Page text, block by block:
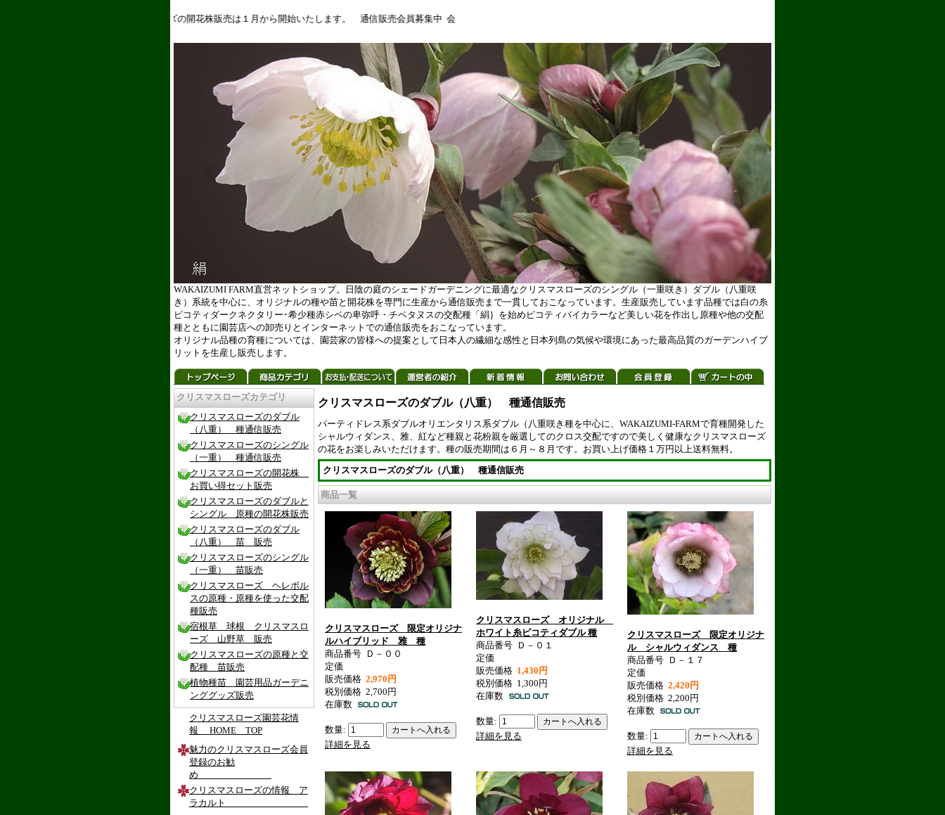
クリスマスローズの開花株販売は１月から開始いたします。 通信販売会員募集中 会員だけがご購入できる限定プレミアム品種の開花株をコレクションできます。会員登録と同時にポイントがつき購入金額によ
WAKAIZUMI FARM直営ネットショップ。日陰の庭のシェードガーデニングに最適なクリスマスローズのシングル（一重咲き）ダブル（八重咲
き）系統を中心に、オリジナルの種や苗と開花株を専門に生産から通信販売まで一貫しておこなっています。生産販売しています品種では白の糸
ピコティダークネクタリー･希少種赤シベの卑弥呼・チベタヌスの交配種「絹｝を始めピコティバイカラーなど美しい花を作出し原種や他の交配
種とともに園芸店への卸売りとインターネットでの通信販売をおこなっています。
オリジナル品種の育種については、園芸家の皆様への提案として日本人の繊細な感性と日本列島の気候や環境にあった最高品質のガーデンハイブ
リットを生産し販売します。
クリスマスローズカテゴリ
クリスマスローズのダブル
（八重） 種通信販売
クリスマスローズのシングル
（一重） 種通信販売
クリスマスローズの開花株
お買い得セット販売
クリスマスローズのダブルと
シングル 原種の開花株販売
クリスマスローズのダブル
（八重） 苗 販売
クリスマスローズのシングル
（一重） 苗販売
クリスマスローズ ヘレボル
スの原種・原種を使った交配
種販売
宿根草 球根 クリスマスロ
ーズ 山野草 販売
クリスマスローズの原種と交
配種 苗販売
植物種苗 園芸用品ガーデニ
ンググッズ販売
クリスマスローズ園芸花情
報 HOME TOP
魅力のクリスマスローズ会員
登録のお勧
め
クリスマスローズの情報 ア
ラカルト
クリスマスローズのダブル（八重） 種通信販売
パーティドレス系ダブルオリエンタリス系ダブル（八重咲き種を中心に、WAKAIZUMI-FARMで育種開発した
シャルウィダンス、雅、紅など種親と花粉親を厳選してのクロス交配ですので美しく健康なクリスマスローズ
の花をお楽しみいただけます。種の販売期間は６月～８月です。お買い上げ価格１万円以上送料無料。
クリスマスローズのダブル（八重） 種通信販売
商品一覧
クリスマスローズ 限定オリジナ
ルハイブリッド 雅 種
商品番号 Ｄ－００
定価
販売価格 2,970円
税別価格 2,700円
在庫数
数量:
詳細を見る
クリスマスローズ オリジナル
ホワイト糸ピコティダブル 種
商品番号 Ｄ－０１
定価
販売価格 1,430円
税別価格 1,300円
在庫数
数量:
詳細を見る
クリスマスローズ 限定オリジナ
ル シャルウィダンス 種
商品番号 Ｄ－１７
定価
販売価格 2,420円
税別価格 2,200円
在庫数
数量:
詳細を見る